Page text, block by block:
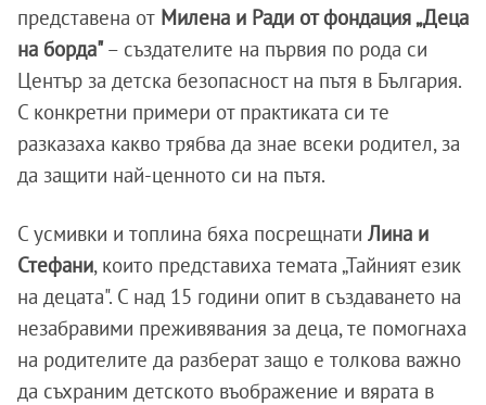
представена от Милена и Ради от фондация „Деца
на борда"– създателите на първия по рода си
Център за детска безопасност на пътя в България.
С конкретни примери от практиката си те
разказаха какво трябва да знае всеки родител, за
да защити най-ценното си на пътя.
С усмивки и топлина бяха посрещнати Лина и
Стефани, които представиха темата „Тайният език
на децата". С над 15 години опит в създаването на
незабравими преживявания за деца, те помогнаха
на родителите да разберат защо е толкова важно
да съхраним детското въображение и вярата в